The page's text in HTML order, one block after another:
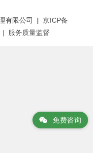
有限公司 | 京ICP备
| 服务质量监督
免费咨询